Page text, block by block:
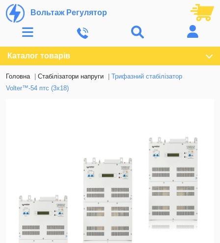
Вольтаж Регулятор
Каталог товарів
Головна Стабілізатори напруги
Трифазний стабілізатор
Volter™-54 птс (3х18)